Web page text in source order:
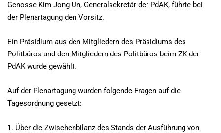
Genosse Kim Jong Un, Generalsekretär der PdAK, führte bei
der Plenartagung den Vorsitz.
Ein Präsidium aus den Mitgliedern des Präsidiums des
Politbüros und den Mitgliedern des Politbüros beim ZK der
PdAK wurde gewählt.
Auf der Plenartagung wurden folgende Fragen auf die
Tagesordnung gesetzt:
1. Über die Zwischenbilanz des Stands der Ausführung von